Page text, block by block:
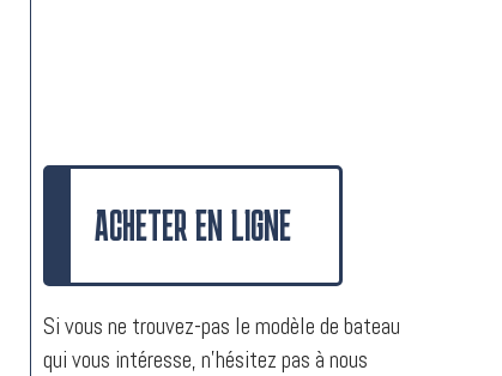
ACHETER EN LIGNE
Si vous ne trouvez-pas le modèle de bateau
qui vous intéresse, n’hésitez pas à nous